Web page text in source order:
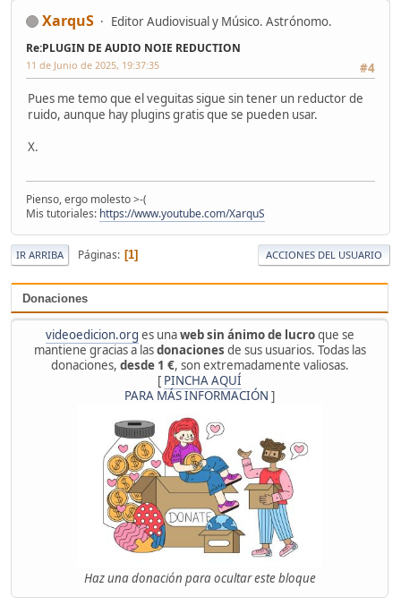
Donaciones
videoedicion.org es unaweb sin ánimo de lucroque se
mantiene gracias a lasdonaciones de sus usuarios. Todas las
donaciones, desde 1 €, son extremadamente valiosas.
[ PINCHA AQUÍ
PARA MÁS INFORMACIÓN ]
Haz una donación para ocultar este bloque
XarquS Editor Audiovisual y Músico. Astrónomo.
Re:PLUGIN DE AUDIO NOIE REDUCTION
#4
11 de Junio de 2025, 19:37:35
Pues me temo que el veguitas sigue sin tener un reductor de
ruido, aunque hay plugins gratis que se pueden usar.
X.
Pienso, ergo molesto >-(
Mis tutoriales: https://www.youtube.com/XarquS
IR ARRIBA Páginas 1 ACCIONES DEL USUARIO